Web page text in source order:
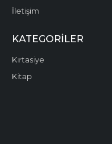
İletişim
KATEGORILER
Kırtasiye
Kitap